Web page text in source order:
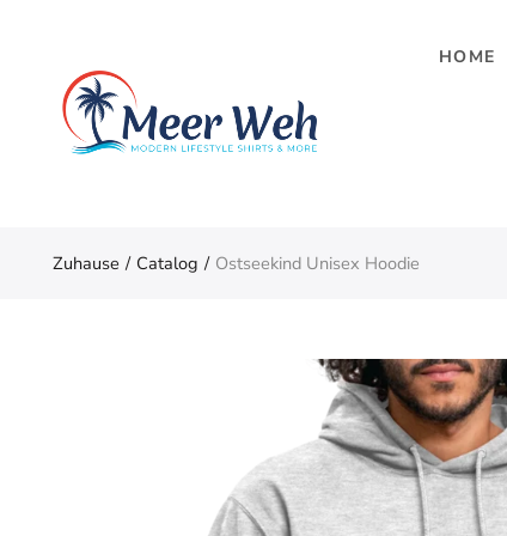
Menü zurück
SHOP
HOME
Zuhause Catalog Ostseekind Unisex Hoodie